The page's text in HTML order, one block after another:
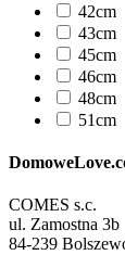
42cm
43cm
45cm
46cm
48cm
51cm
COMES s.c.
ul. Zamostna 3b
84-239